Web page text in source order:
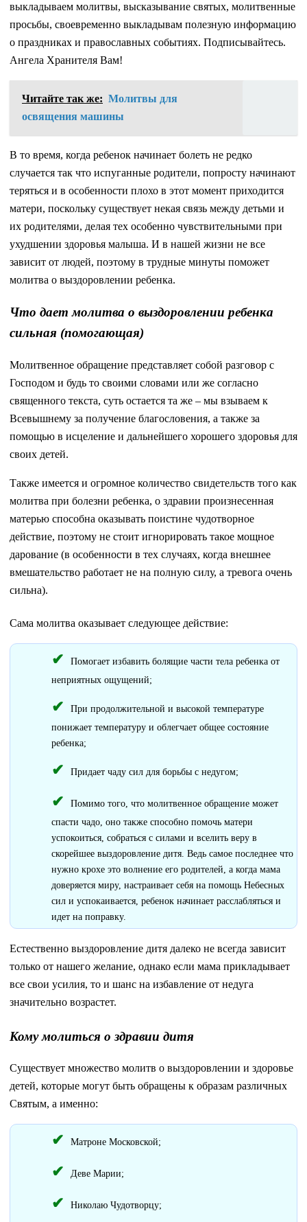
выкладываем молитвы, высказывание святых, молитвенные
просьбы, своевременно выкладывам полезную информацию
о праздниках и православных событиях. Подписывайтесь.
Ангела Хранителя Вам!
Читайте так же: Молитвы для
освящения машины
В то время, когда ребенок начинает болеть не редко
случается так что испуганные родители, попросту начинают
теряться и в особенности плохо в этот момент приходится
матери, поскольку существует некая связь между детьми и
их родителями, делая тех особенно чувствительными при
ухудшении здоровья малыша. И в нашей жизни не все
зависит от людей, поэтому в трудные минуты поможет
молитва о выздоровлении ребенка.
Что дает молитва о выздоровлении ребенка
сильная (помогающая)
Молитвенное обращение представляет собой разговор с
Господом и будь то своими словами или же согласно
священного текста, суть остается та же – мы взываем к
Всевышнему за получение благословения, а также за
помощью в исцеление и дальнейшего хорошего здоровья для
своих детей.
Также имеется и огромное количество свидетельств того как
молитва при болезни ребенка, о здравии произнесенная
матерью способна оказывать поистине чудотворное
действие, поэтому не стоит игнорировать такое мощное
дарование (в особенности в тех случаях, когда внешнее
вмешательство работает не на полную силу, а тревога очень
сильна).
Сама молитва оказывает следующее действие:
Помогает избавить болящие части тела ребенка от
неприятных ощущений;
При продолжительной и высокой температуре
понижает температуру и облегчает общее состояние
ребенка;
Придает чаду сил для борьбы с недугом;
Помимо того, что молитвенное обращение может
спасти чадо, оно также способно помочь матери
успокоиться, собраться с силами и вселить веру в
скорейшее выздоровление дитя. Ведь самое последнее что
нужно крохе это волнение его родителей, а когда мама
доверяется миру, настраивает себя на помощь Небесных
сил и успокаивается, ребенок начинает расслабляться и
идет на поправку.
Естественно выздоровление дитя далеко не всегда зависит
только от нашего желание, однако если мама прикладывает
все свои усилия, то и шанс на избавление от недуга
значительно возрастет.
Кому молиться о здравии дитя
Существует множество молитв о выздоровлении и здоровье
детей, которые могут быть обращены к образам различных
Святым, а именно:
Матроне Московской;
Деве Марии;
Николаю Чудотворцу;